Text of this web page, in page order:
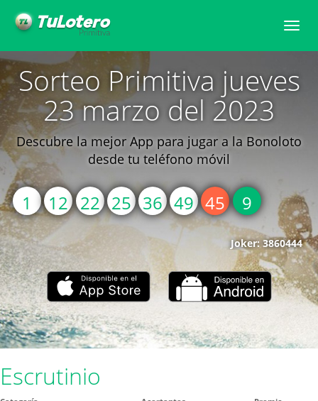
Toggle
Sorteo Primitiva jueves
23 marzo del 2023
Descubre la mejor App para jugar a la Bonoloto
desde tu teléfono móvil
1 12 22 25 36 49 45 9
Joker: 3860444
Escrutinio